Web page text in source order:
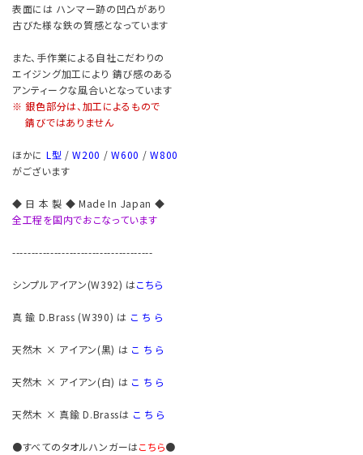
表面には ハンマー跡の凹凸があり
古びた様な鉄の質感となっています
また、手作業による自社こだわりの
エイジング加工により 錆び感のある
アンティークな風合いとなっています
※ 銀色部分は、加工によるもので
錆びではありません
ほかに L型 /W200 /W600 /W800
がございます
◆ 日 本 製 ◆ Made In Japan ◆
全工程を国内でおこなっています
-------------------------------------
シンプルアイアン(W392) はこちら
真 鍮 D.Brass (W390) は こ ち ら
天然木 × アイアン(黒) は こ ち ら
天然木 × アイアン(白) は こ ち ら
天然木 × 真鍮 D.Brassは こ ち ら
●すべてのタオルハンガーはこちら●